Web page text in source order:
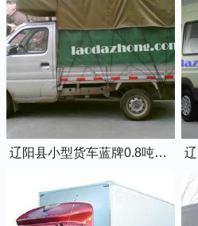
辽阳县小型货车蓝牌0.8吨小卡车